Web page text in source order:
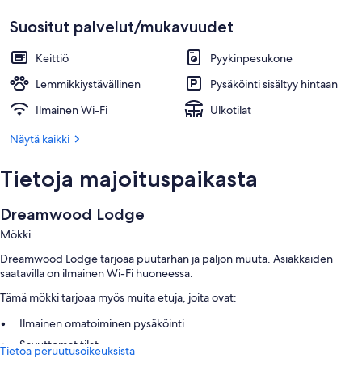
Suositut palvelut/mukavuudet
Keittiö
Pyykinpesukone
Lemmikkiystävällinen
Pysäköinti sisältyy hintaan
Ilmainen Wi-Fi
Ulkotilat
Näytä kaikki
Tietoja majoituspaikasta
Dreamwood Lodge
Mökki
Dreamwood Lodge tarjoaa puutarhan ja paljon muuta. Asiakkaiden
saatavilla on ilmainen Wi-Fi huoneessa.
Tämä mökki tarjoaa myös muita etuja, joita ovat:
Ilmainen omatoiminen pysäköinti
Savuttomat tilat
Tietoa peruutusoikeuksista